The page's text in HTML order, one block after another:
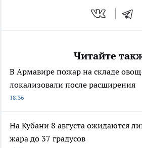
Читайте
В Армавире пожар на складе
локализовали после расширения
18:36
На Кубани 8 августа ожидаются
жара до 37 градусов